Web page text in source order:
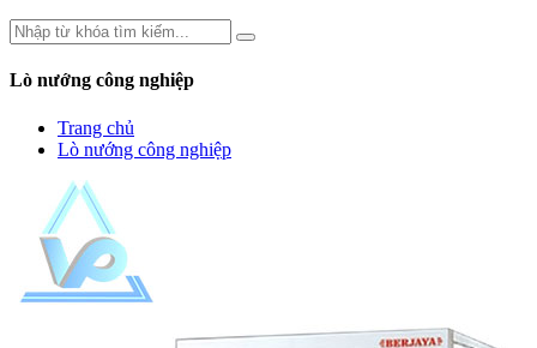
Lò nướng công nghiệp
Trang chủ
Lò nướng công nghiệp